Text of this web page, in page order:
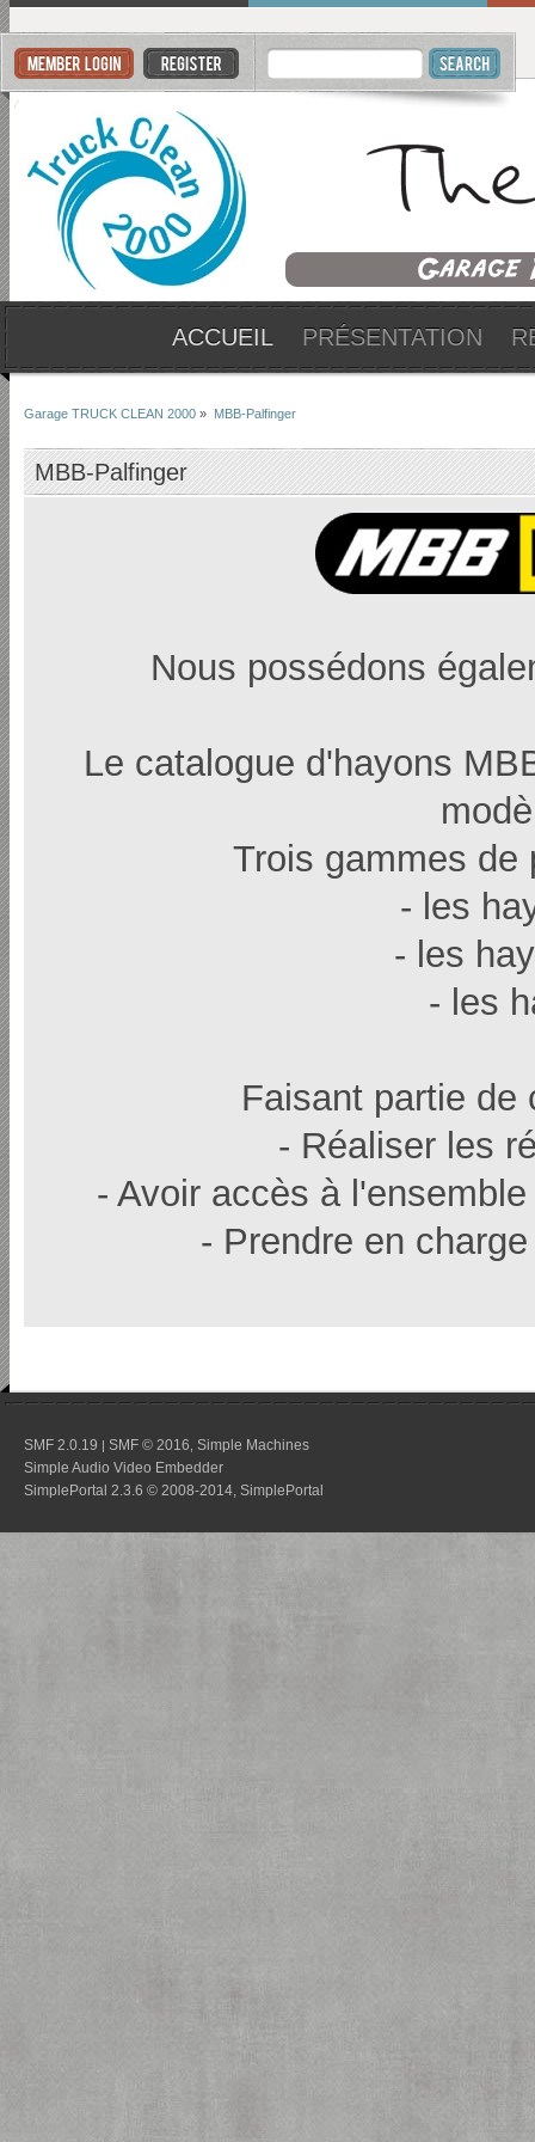
ACCUEIL PRÉSENTATION
Garage TRUCK CLEAN 2000 » MBB-Palfinger
MBB-Palfinger
Nous possédons
Le catalogue d'hayons
Trois gammes de
- les
- les
- les
Faisant partie de
- Réaliser les
- Avoir accès à
- Prendre en
SMF 2.0.19 | SMF © 2016 Simple Machines
Simple Audio Video Embedder
SimplePortal 2.3.6 © 2008-2014, SimplePortal